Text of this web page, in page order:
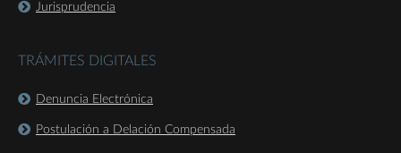
Jurisprudencia
TRÁMITES DIGITALES
Denuncia Electrónica
Postulación a Delación Compensada